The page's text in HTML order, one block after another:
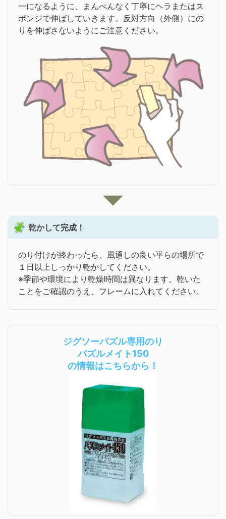
一になるように、まんべんなく丁寧にヘラまたはス
ポンジで伸ばしていきます。反対方向（外側）にの
りを伸ばさないようにご注意ください。
乾かして完成！
のり付けが終わったら、風通しの良い平らの場所で
１日以上しっかり乾かしてください。
※季節や環境により乾燥時間は異なります。乾いた
ことをご確認のうえ、フレームに入れてください。
ジグソーパズル専用のり
パズルメイト150
の情報はこちらから！